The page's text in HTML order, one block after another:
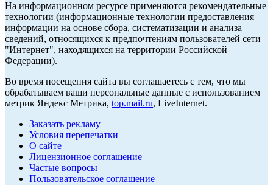
На информационном ресурсе применяются рекомендательные
технологии (информационные технологии предоставления
информации на основе сбора, систематизации и анализа
сведений, относящихся к предпочтениям пользователей сети
"Интернет", находящихся на территории Российской
Федерации).
Во время посещения сайта вы соглашаетесь с тем, что мы
обрабатываем ваши персональные данные с использованием
метрик Яндекс Метрика, top.mail.ru, LiveInternet.
Заказать рекламу
Условия перепечатки
О сайте
Лицензионное соглашение
Частые вопросы
Пользовательское соглашение